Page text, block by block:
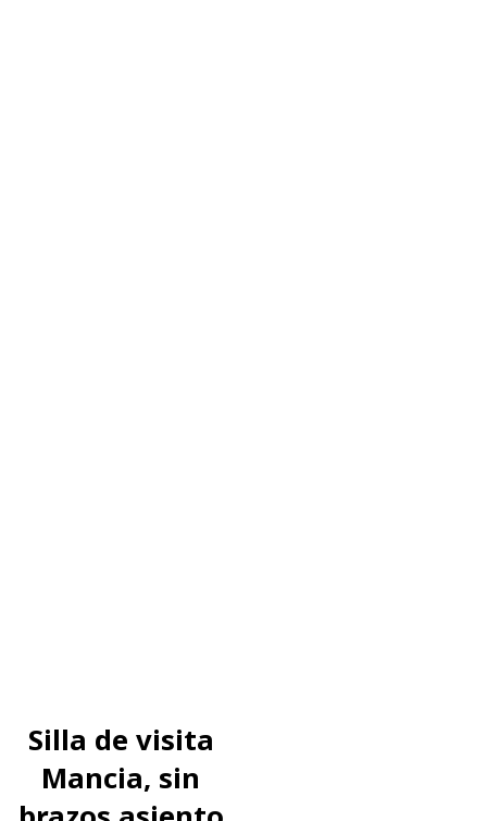
Silla de visita
Mancia, sin